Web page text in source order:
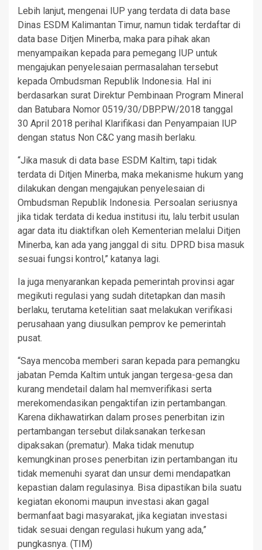
Lebih lanjut, mengenai IUP yang terdata di data base
Dinas ESDM Kalimantan Timur, namun tidak terdaftar di
data base Ditjen Minerba, maka para pihak akan
menyampaikan kepada para pemegang IUP untuk
mengajukan penyelesaian permasalahan tersebut
kepada Ombudsman Republik Indonesia. Hal ini
berdasarkan surat Direktur Pembinaan Program Mineral
dan Batubara Nomor 0519/30/DBP.PW/2018 tanggal
30 April 2018 perihal Klarifikasi dan Penyampaian IUP
dengan status Non C&C yang masih berlaku.
“Jika masuk di data base ESDM Kaltim, tapi tidak
terdata di Ditjen Minerba, maka mekanisme hukum yang
dilakukan dengan mengajukan penyelesaian di
Ombudsman Republik Indonesia. Persoalan seriusnya
jika tidak terdata di kedua institusi itu, lalu terbit usulan
agar data itu diaktifkan oleh Kementerian melalui Ditjen
Minerba, kan ada yang janggal di situ. DPRD bisa masuk
sesuai fungsi kontrol,” katanya lagi.
Ia juga menyarankan kepada pemerintah provinsi agar
megikuti regulasi yang sudah ditetapkan dan masih
berlaku, terutama ketelitian saat melakukan verifikasi
perusahaan yang diusulkan pemprov ke pemerintah
pusat.
“Saya mencoba memberi saran kepada para pemangku
jabatan Pemda Kaltim untuk jangan tergesa-gesa dan
kurang mendetail dalam hal memverifikasi serta
merekomendasikan pengaktifan izin pertambangan.
Karena dikhawatirkan dalam proses penerbitan izin
pertambangan tersebut dilaksanakan terkesan
dipaksakan (prematur). Maka tidak menutup
kemungkinan proses penerbitan izin pertambangan itu
tidak memenuhi syarat dan unsur demi mendapatkan
kepastian dalam regulasinya. Bisa dipastikan bila suatu
kegiatan ekonomi maupun investasi akan gagal
bermanfaat bagi masyarakat, jika kegiatan investasi
tidak sesuai dengan regulasi hukum yang ada,”
pungkasnya. (TIM)